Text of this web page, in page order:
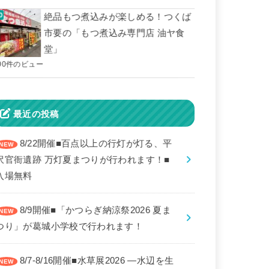
絶品もつ煮込みが楽しめる！つくば
市要の「もつ煮込み専門店 油ヤ食
堂」
件のビュー
最近の投稿
8/22開催■百点以上の行灯が灯る、平
官衙遺跡 万灯夏まつりが行われます！■
場無料
8/9開催■「かつらぎ納涼祭2026 夏ま
り」が葛城小学校で行われます！
8/7-8/16開催■水草展2026 ―水辺を生